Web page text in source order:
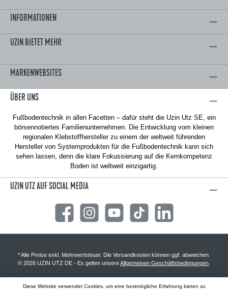
INFORMATIONEN
UZIN BIETET MEHR
MARKENWEBSITES
ÜBER UNS
Fußbodentechnik in allen Facetten – dafür steht die Uzin Utz SE, ein
börsennotiertes Familienunternehmen. Die Entwicklung vom kleinen
regionalen Klebstoffhersteller zu einem der weltweit führenden
Hersteller von Systemprodukten für die Fußbodentechnik kann sich
sehen lassen, denn die klare Fokussierung auf die Kernkompetenz
Boden ist weltweit einzigartig.
UZIN UTZ AUF SOCIAL MEDIA
Facebook Instagram YouTube TikTok
* Alle Preise exkl. Mehrwertsteuer. Die Versandkosten können ggf. abweichen.
© 2026 UZIN UTZ DE - Es gelten unsereAllgemeinen Geschäftsbedingungen
Diese Website verwendet Cookies, um eine bestmögliche Erfahrung bieten zu